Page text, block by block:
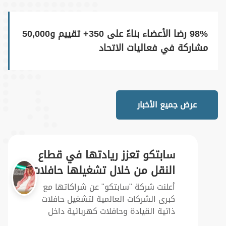
98% رضا الأعضاء بناءً على 350+ تقييم و50,000
مشاركة في فعاليات الاتحاد
عرض جميع الأخبار
منذ سنة واحدة
سابتكو تعزز ريادتها في قطاع
النقل من خلال تشغيلها حافلات
ذاتية القيادة وأخرى حافلات
أعلنت شركة "سابتكو" عن شراكاتها مع
ذاتية القيادة وحافلات كهربائية داخل
المدن في منطقة الخليج، في خطوة
تجسد التزامها بالابتكار وتقديم حلول نقل
مستدامة ومتطورة.
منذ سنة واحدة